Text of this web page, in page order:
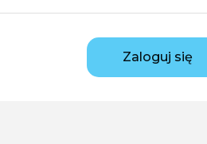
Zaloguj się